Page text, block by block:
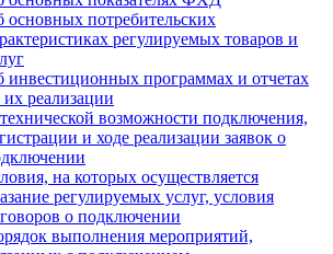
основных потребительских
регулируемых товаров и
инвестиционных программах и отчетах
их реализации
возможности подключения,
и ходе реализации заявок о
на которых осуществляется
регулируемых услуг, условия
о подключении
выполнения мероприятий,